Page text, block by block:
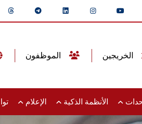
الأنظمة الذكية الإعلام